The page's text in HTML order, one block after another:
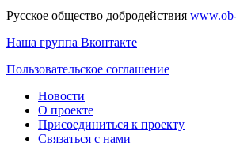
Русское общество добродействия
Наша группа Вконтакте
Пользовательское соглашение
Новости
О проекте
Присоединиться к проекту
Связаться с нами